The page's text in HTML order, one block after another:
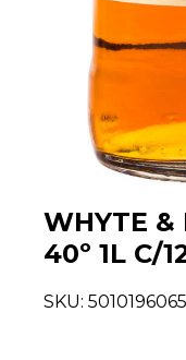
WHYTE &
40º 1L C/
SKU: